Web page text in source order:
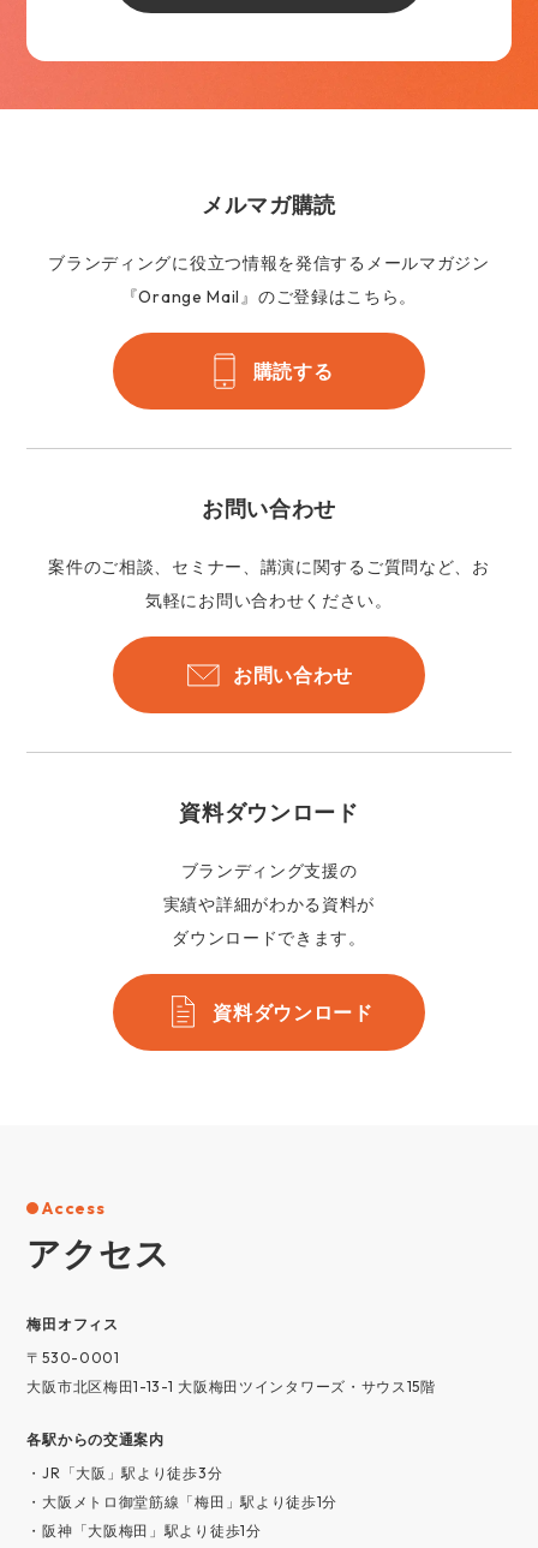
メルマガ購読
ブランディングに役立つ情報を発信するメールマガジン
『Orange Mail』のご登録はこちら。
購読する
お問い合わせ
案件のご相談、セミナー、講演に関するご質問など、お
気軽にお問い合わせください。
お問い合わせ
資料ダウンロード
ブランディング支援の
実績や詳細がわかる資料が
ダウンロードできます。
資料ダウンロード
Access
アクセス
梅⽥オフィス
〒530-0001
大阪市北区梅田1-13-1 大阪梅田ツインタワーズ・サウス15階
各駅からの交通案内
・JR「大阪」駅より徒歩3分
・大阪メトロ御堂筋線「梅田」駅より徒歩1分
・阪神「大阪梅田」駅より徒歩1分